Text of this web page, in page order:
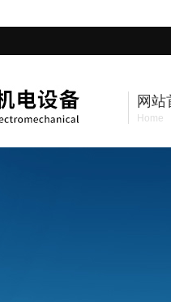
网站
Home